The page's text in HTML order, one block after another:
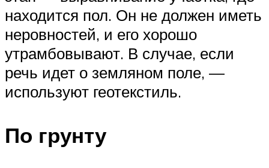
находится пол. Он не должен иметь
неровностей, и его хорошо
утрамбовывают. В случае, если
речь идет о земляном поле, —
используют геотекстиль.
По грунту